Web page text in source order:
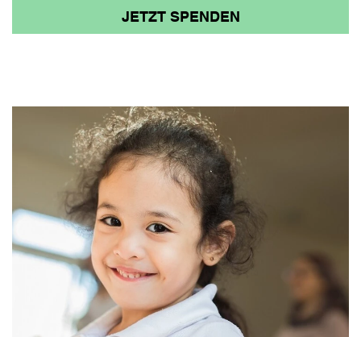
JETZT SPENDEN